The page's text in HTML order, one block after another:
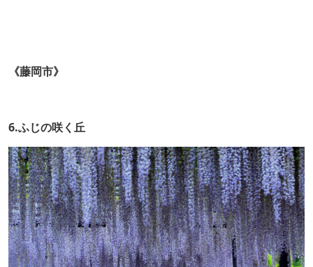
《藤岡市》
6.ふじの咲く丘